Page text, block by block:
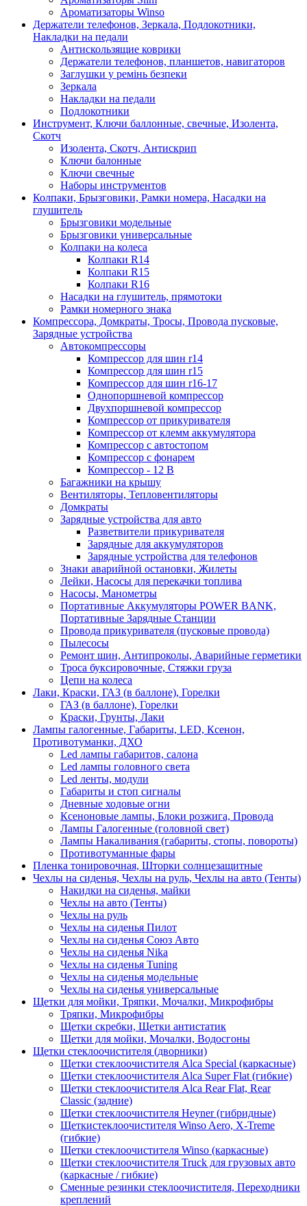
Ароматизаторы Winso
Держатели телефонов, Зеркала, Подлокотники,
Накладки на педали
Антискользящие коврики
Держатели телефонов, планшетов, навигаторов
Заглушки у ремінь безпеки
Зеркала
Накладки на педали
Подлокотники
Инструмент, Ключи баллонные, свечные, Изолента,
Скотч
Изолента, Скотч, Антискрип
Ключи балонные
Ключи свечные
Наборы инструментов
Колпаки, Брызговики, Рамки номера, Насадки на
глушитель
Брызговики модельные
Брызговики универсальные
Колпаки на колеса
Колпаки R14
Колпаки R15
Колпаки R16
Насадки на глушитель, прямотоки
Рамки номерного знака
Компрессора, Домкраты, Тросы, Провода пусковые,
Зарядные устройства
Автокомпрессоры
Компрессор для шин r14
Компрессор для шин r15
Компрессор для шин r16-17
Однопоршневой компрессор
Двухпоршневой компрессор
Компрессор от прикуривателя
Компрессор от клемм аккумулятора
Компрессор с автостопом
Компрессор с фонарем
Компрессор - 12 В
Багажники на крышу
Вентиляторы, Тепловентиляторы
Домкраты
Зарядные устройства для авто
Разветвители прикуривателя
Зарядные для аккумуляторов
Зарядные устройства для телефонов
Знаки аварийной остановки, Жилеты
Лейки, Насосы для перекачки топлива
Насосы, Манометры
Портативные Аккумуляторы POWER BANK,
Портативные Зарядные Станции
Провода прикуривателя (пусковые провода)
Пылесосы
Ремонт шин, Антипроколы, Аварийные герметики
Троса буксировочные, Стяжки груза
Цепи на колеса
Лаки, Краски, ГАЗ (в баллоне), Горелки
ГАЗ (в баллоне), Горелки
Краски, Грунты, Лаки
Лампы галогенные, Габариты, LED, Ксенон,
Противотуманки, ДХО
Led лампы габаритов, салона
Led лампы головного света
Led ленты, модули
Габариты и стоп сигналы
Дневные ходовые огни
Ксеноновые лампы, Блоки розжига, Провода
Лампы Галогенные (головной свет)
Лампы Накаливания (габариты, стопы, повороты)
Противотуманные фары
Пленка тонировочная, Шторки солнцезащитные
Чехлы на сиденья, Чехлы на руль, Чехлы на авто (Тенты)
Накидки на сиденья, майки
Чехлы на авто (Тенты)
Чехлы на руль
Чехлы на сиденья Пилот
Чехлы на сиденья Союз Авто
Чехлы на сиденья Nika
Чехлы на сиденья Tuning
Чехлы на сиденья модельные
Чехлы на сиденья универсальные
Щетки для мойки, Тряпки, Мочалки, Микрофибры
Тряпки, Микрофибры
Щетки скребки, Щетки антистатик
Щетки для мойки, Мочалки, Водосгоны
Щетки стеклоочистителя (дворники)
Щетки стеклоочистителя Alca Special (каркасные)
Щетки стеклоочистителя Alca Super Flat (гибкие)
Щетки стеклоочистителя Alca Rear Flat, Rear
Classic (задние)
Щетки стеклоочистителя Heyner (гибридные)
Щеткистеклоочистителя Winso Aero, X-Treme
(гибкие)
Щетки стеклоочистителя Winso (каркасные)
Щетки стеклоочистителя Truck для грузовых авто
(каркасные / гибкие)
Сменные резинки стеклоочистителя, Переходники
креплений